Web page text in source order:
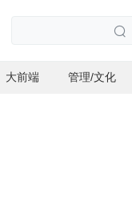

大前端 管理/文化